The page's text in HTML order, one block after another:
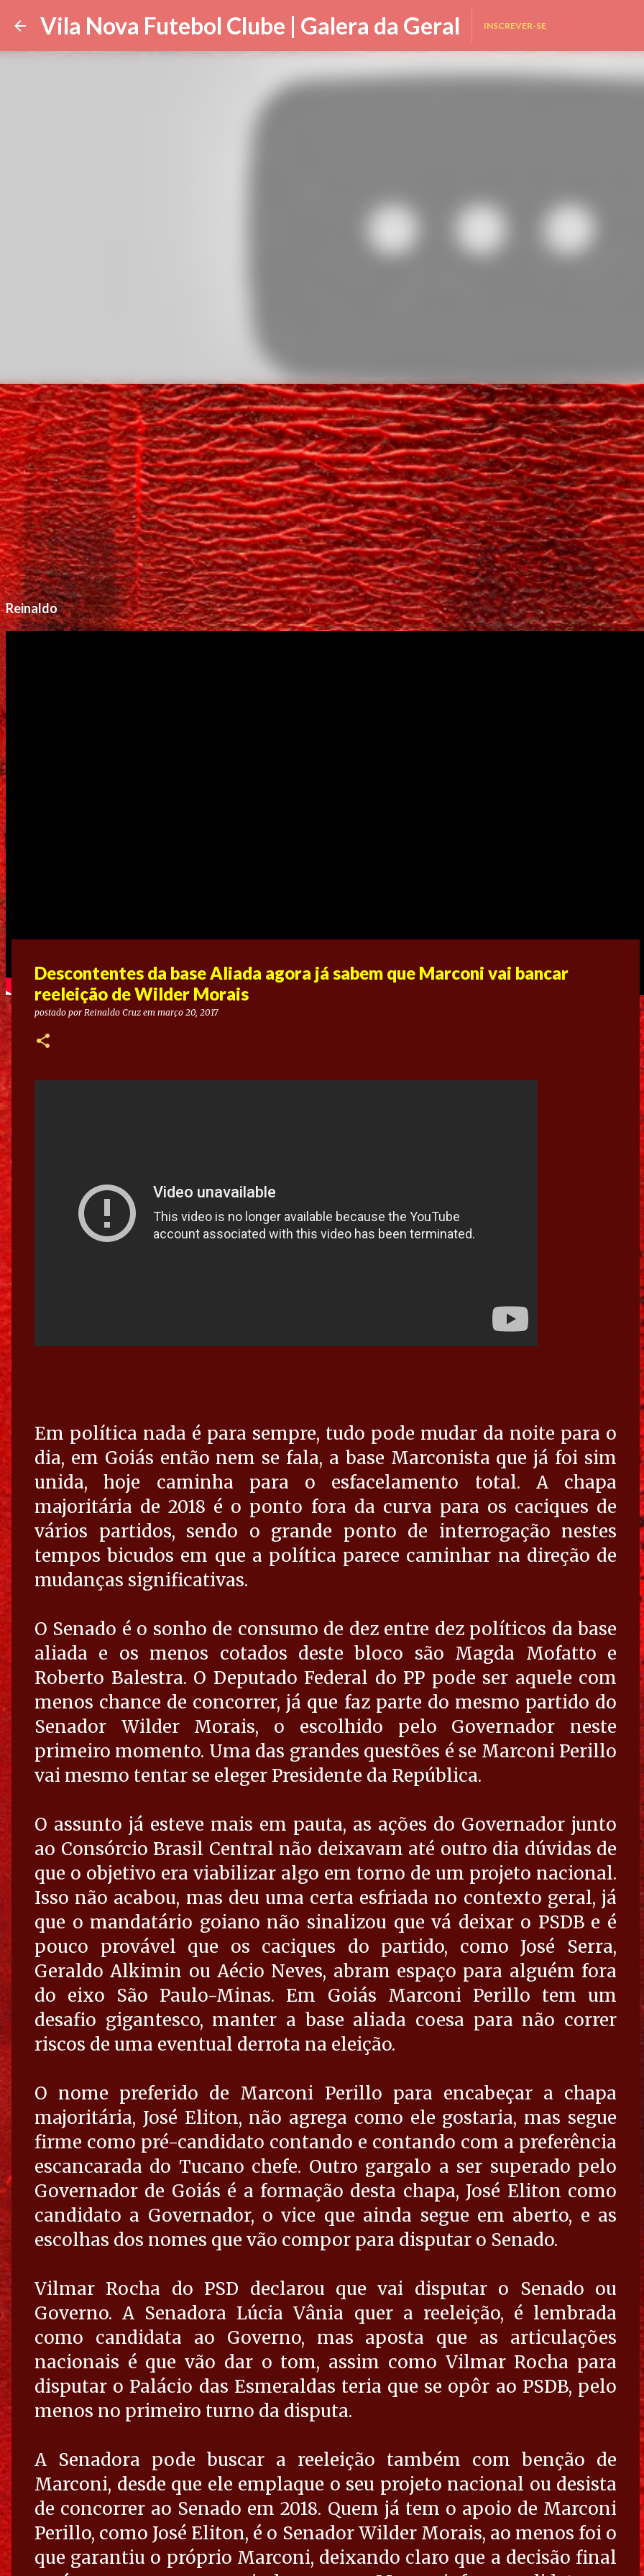
Pular para o conteúdo principal
Vila Nova Futebol Clube | Galera da Geral INSCREVER-SE
Reinaldo
Descontentes da base Aliada agora já sabem que Marconi vai bancar
reeleição de Wilder Morais
postado por Reinaldo Cruz em março 20, 2017
Em política nada é para sempre, tudo pode mudar da noite para o
dia, em Goiás então nem se fala, a base Marconista que já foi sim
unida, hoje caminha para o esfacelamento total. A chapa
majoritária de 2018 é o ponto fora da curva para os caciques de
vários partidos, sendo o grande ponto de interrogação nestes
tempos bicudos em que a política parece caminhar na direção de
mudanças significativas.
O Senado é o sonho de consumo de dez entre dez políticos da base
aliada e os menos cotados deste bloco são Magda Mofatto e
Roberto Balestra. O Deputado Federal do PP pode ser aquele com
menos chance de concorrer, já que faz parte do mesmo partido do
Senador Wilder Morais, o escolhido pelo Governador neste
primeiro momento. Uma das grandes questões é se Marconi Perillo
vai mesmo tentar se eleger Presidente da República.
O assunto já esteve mais em pauta, as ações do Governador junto
ao Consórcio Brasil Central não deixavam até outro dia dúvidas de
que o objetivo era viabilizar algo em torno de um projeto nacional.
Isso não acabou, mas deu uma certa esfriada no contexto geral, já
que o mandatário goiano não sinalizou que vá deixar o PSDB e é
pouco provável que os caciques do partido, como José Serra,
Geraldo Alkimin ou Aécio Neves, abram espaço para alguém fora
do eixo São Paulo-Minas. Em Goiás Marconi Perillo tem um
desafio gigantesco, manter a base aliada coesa para não correr
riscos de uma eventual derrota na eleição.
O nome preferido de Marconi Perillo para encabeçar a chapa
majoritária, José Eliton, não agrega como ele gostaria, mas segue
firme como pré-candidato contando e contando com a preferência
escancarada do Tucano chefe. Outro gargalo a ser superado pelo
Governador de Goiás é a formação desta chapa, José Eliton como
candidato a Governador, o vice que ainda segue em aberto, e as
escolhas dos nomes que vão compor para disputar o Senado.
Vilmar Rocha do PSD declarou que vai disputar o Senado ou
Governo. A Senadora Lúcia Vânia quer a reeleição, é lembrada
como candidata ao Governo, mas aposta que as articulações
nacionais é que vão dar o tom, assim como Vilmar Rocha para
disputar o Palácio das Esmeraldas teria que se opôr ao PSDB, pelo
menos no primeiro turno da disputa.
A Senadora pode buscar a reeleição também com benção de
Marconi, desde que ele emplaque o seu projeto nacional ou desista
de concorrer ao Senado em 2018. Quem já tem o apoio de Marconi
Perillo, como José Eliton, é o Senador Wilder Morais, ao menos foi o
que garantiu o próprio Marconi, deixando claro que a decisão final